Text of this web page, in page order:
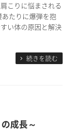
こりに悩まされる
たりに爆弾を抱
い体の原因と解決
続きを読む
成長～